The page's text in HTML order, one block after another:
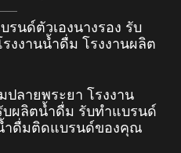
รนด์ตัวเองนางรอง รับ
งงานน้ำดื่ม โรงงานผลิต
ปลายพระยา โรงงาน
ผลิตน้ำดื่ม รับทำแบรนด์
ำดื่มติดแบรนด์ของคุณ